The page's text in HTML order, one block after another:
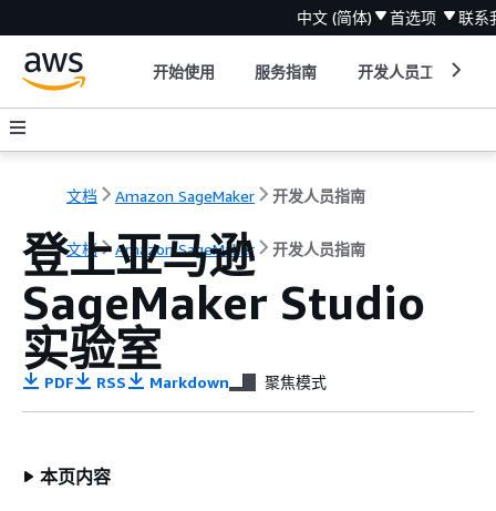
中文 (简体) 首选项 联系
开始使用 服务指南 开发人员工具
文档 Amazon SageMaker 开发人员指南
文档 Amazon SageMaker 开发人员指南
登上亚马逊
SageMaker Studio
实验室
PDF RSS Markdown 聚焦模式
本页内容